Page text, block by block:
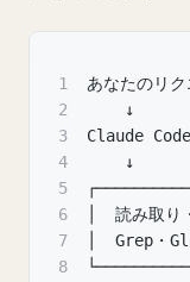
1
あなたのリク
2
    ↓
3
Claude
4
    ↓
5
6
│  読み取
7
│  Grep・
8